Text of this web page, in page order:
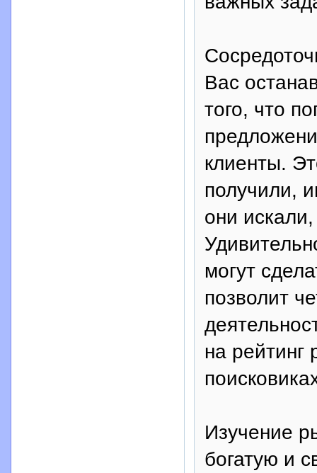
Вас
того, что
клиенты.
получили,
они
могут
позволит
на рейтинг
Изучение
богатую и